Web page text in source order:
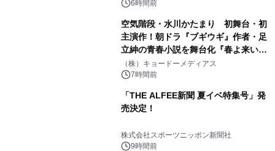
6時間前
空気階段・水川かたまり 初舞台・初
主演作！朝ドラ『ブギウギ』作者・足
立紳の青春小説を舞台化『春よ来い、
マジで来い』キービジュアル解禁！
（株）キョードーメディアス
7時間前
「THE ALFEE新聞 夏イベ特集号」発
売決定！
株式会社スポーツニッポン新聞社
9時間前